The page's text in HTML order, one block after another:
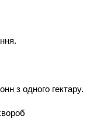
з одного гектару.